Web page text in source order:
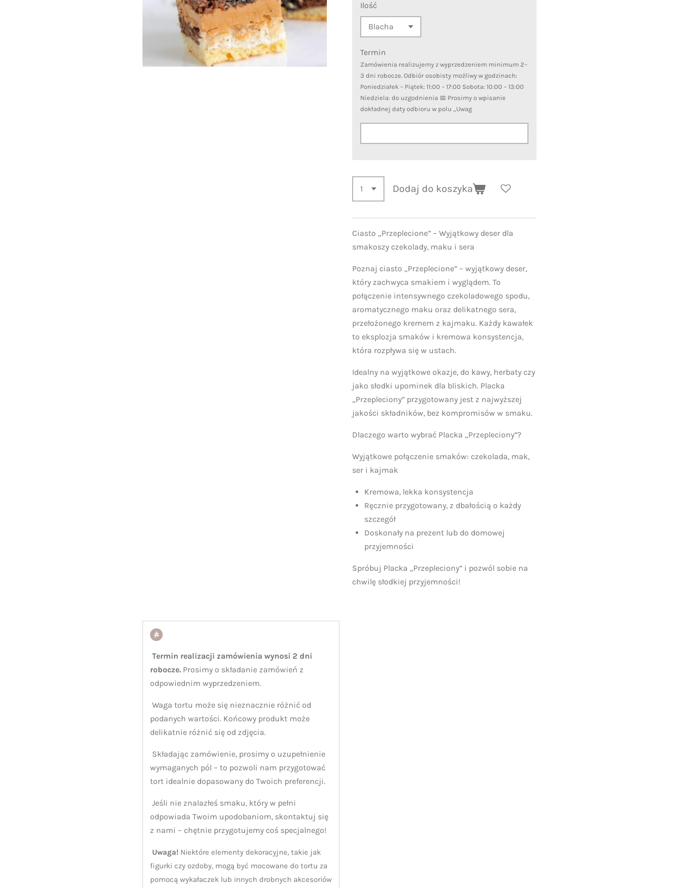
Ilość
Termin
Zamówienia realizujemy z wyprzedzeniem minimum 2–
3 dni robocze. Odbiór osobisty możliwy w godzinach:
Poniedziałek – Piątek: 11:00 – 17:00 Sobota: 10:00 – 13:00
Niedziela: do uzgodnienia 📅 Prosimy o wpisanie
dokładnej daty odbioru w polu „Uwag
Dodaj do koszyka
Ciasto „Przeplecione” – Wyjątkowy deser dla
smakoszy czekolady, maku i sera
Poznaj ciasto „Przeplecione” – wyjątkowy deser,
który zachwyca smakiem i wyglądem. To
połączenie intensywnego czekoladowego spodu,
aromatycznego maku oraz delikatnego sera,
przełożonego kremem z kajmaku. Każdy kawałek
to eksplozja smaków i kremowa konsystencja,
która rozpływa się w ustach.
Idealny na wyjątkowe okazje, do kawy, herbaty czy
jako słodki upominek dla bliskich. Placka
„Przepleciony” przygotowany jest z najwyższej
jakości składników, bez kompromisów w smaku.
Dlaczego warto wybrać Placka „Przepleciony”?
Wyjątkowe połączenie smaków: czekolada, mak,
ser i kajmak
Kremowa, lekka konsystencja
Ręcznie przygotowany, z dbałością o każdy
szczegół
Doskonały na prezent lub do domowej
przyjemności
Spróbuj Placka „Przepleciony” i pozwól sobie na
chwilę słodkiej przyjemności!
Termin realizacji zamówienia wynosi 2 dni
robocze. Prosimy o składanie zamówień z
odpowiednim wyprzedzeniem.
Waga tortu może się nieznacznie różnić od
podanych wartości. Końcowy produkt może
delikatnie różnić się od zdjęcia.
Składając zamówienie, prosimy o uzupełnienie
wymaganych pól – to pozwoli nam przygotować
tort idealnie dopasowany do Twoich preferencji.
Jeśli nie znalazłeś smaku, który w pełni
odpowiada Twoim upodobaniom, skontaktuj się
z nami – chętnie przygotujemy coś specjalnego!
Uwaga! Niektóre elementy dekoracyjne, takie jak
figurki czy ozdoby, mogą być mocowane do tortu za
pomocą wykałaczek lub innych drobnych akcesoriów